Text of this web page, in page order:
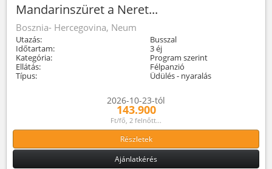
Mandarinszüret a Neret...
Bosznia- Hercegovina, Neum
Utazás:
Busszal
Időtartam:
3 éj
Kategória:
Program szerint
Ellátás:
Félpanzió
Típus:
Üdülés - nyaralás
2026-10-23-tól
143.900
Ft/fő, 2 felnőtt...
Részletek
Ajánlatkérés